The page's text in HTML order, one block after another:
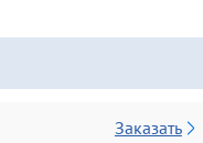
Заказать